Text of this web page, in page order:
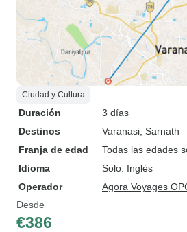
Ciudad y Cultura
Duración
3 días
Destinos
Varanasi , Sarnath
Franja de edad
Todas las edades
Idioma
Solo: Inglés
Operador
Agora Voyages
Desde
€386